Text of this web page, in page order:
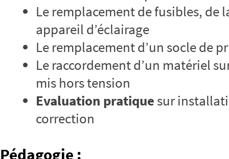
Le remplacement de fusibles, de
appareil d’éclairage
Le remplacement d’un socle de
Le raccordement d’un matériel
mis hors tension
Evaluation pratique sur
correction
Pédagogie :